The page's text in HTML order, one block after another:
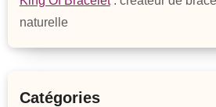
naturelle
Catégories